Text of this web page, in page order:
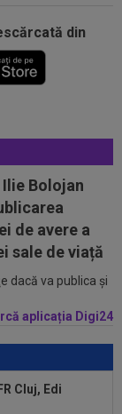
din
Ilie Bolojan
de avere a
sale de viață
dacă va publica şi
aplicația Digi24
un jucător
Varga,
Cluj, Edi